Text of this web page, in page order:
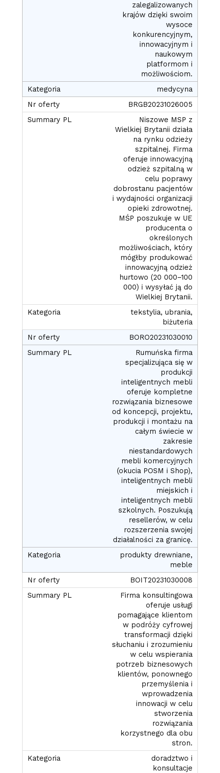
zalegalizowanych
krajów dzięki swoim
wysoce
konkurencyjnym,
innowacyjnym i
naukowym
platformom i
możliwościom.
medycyna
BRGB20231026005
Niszowe MSP z
Wielkiej Brytanii działa
na rynku odzieży
szpitalnej. Firma
oferuje innowacyjną
odzież szpitalną w
celu poprawy
dobrostanu pacjentów
i wydajności organizacji
opieki zdrowotnej.
MŚP poszukuje w UE
producenta o
określonych
możliwościach, który
mógłby produkować
innowacyjną odzież
hurtowo (20 000–100
000) i wysyłać ją do
Wielkiej Brytanii.
tekstylia, ubrania,
biżuteria
BORO20231030010
Rumuńska firma
specjalizująca się w
produkcji
inteligentnych mebli
oferuje kompletne
rozwiązania biznesowe
od koncepcji, projektu,
produkcji i montażu na
całym świecie w
zakresie
niestandardowych
mebli komercyjnych
(okucia POSM i Shop),
inteligentnych mebli
miejskich i
inteligentnych mebli
szkolnych. Poszukują
resellerów, w celu
rozszerzenia swojej
działalności za granicę.
produkty drewniane,
meble
BOIT20231030008
Firma konsultingowa
oferuje usługi
pomagające klientom
w podróży cyfrowej
transformacji dzięki
słuchaniu i zrozumieniu
w celu wspierania
potrzeb biznesowych
klientów, ponownego
przemyślenia i
wprowadzenia
innowacji w celu
stworzenia
rozwiązania
korzystnego dla obu
stron.
doradztwo i
konsultacje